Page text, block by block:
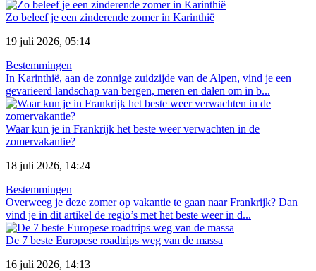
Zo beleef je een zinderende zomer in Karinthië
19 juli 2026, 05:14
Bestemmingen
In Karinthië, aan de zonnige zuidzijde van de Alpen, vind je een
gevarieerd landschap van bergen, meren en dalen om in b...
Waar kun je in Frankrijk het beste weer verwachten in de
zomervakantie?
18 juli 2026, 14:24
Bestemmingen
Overweeg je deze zomer op vakantie te gaan naar Frankrijk? Dan
vind je in dit artikel de regio’s met het beste weer in d...
De 7 beste Europese roadtrips weg van de massa
16 juli 2026, 14:13